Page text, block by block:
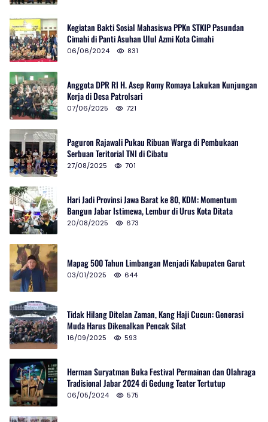
Kegiatan Bakti Sosial Mahasiswa PPKn STKIP Pasundan
Cimahi di Panti Asuhan Ulul Azmi Kota Cimahi
06/06/2024 831
Anggota DPR RI H. Asep Romy Romaya Lakukan Kunjungan
Kerja di Desa Patrolsari
07/06/2025 721
Paguron Rajawali Pukau Ribuan Warga di Pembukaan
Serbuan Teritorial TNI di Cibatu
27/08/2025 701
Hari Jadi Provinsi Jawa Barat ke 80, KDM: Momentum
Bangun Jabar Istimewa, Lembur di Urus Kota Ditata
20/08/2025 673
Mapag 500 Tahun Limbangan Menjadi Kabupaten Garut
03/01/2025 644
Tidak Hilang Ditelan Zaman, Kang Haji Cucun: Generasi
Muda Harus Dikenalkan Pencak Silat
16/09/2025 593
Herman Suryatman Buka Festival Permainan dan Olahraga
Tradisional Jabar 2024 di Gedung Teater Tertutup
06/05/2024 575